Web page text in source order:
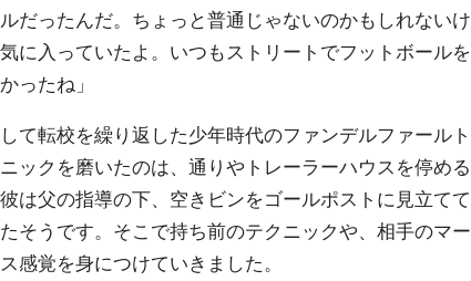
だったんだ。ちょっと普通じゃないのかもしれないけ
に入っていたよ。いつもストリートでフットボールを
ったね」
て転校を繰り返した少年時代のファンデルファールト
ックを磨いたのは、通りやトレーラーハウスを停める
は父の指導の下、空きビンをゴールポストに見立てて
そうです。そこで持ち前のテクニックや、相手のマー
感覚を身につけていきました。